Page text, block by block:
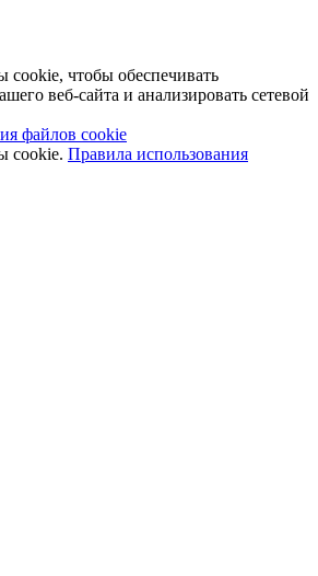
чтобы обеспечивать
веб-сайта и анализировать сетевой
файлов cookie
cookie. Правила использования